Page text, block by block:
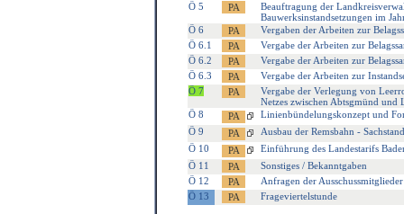
Ö 5
Beauftragung der
Bauwerksinstandsetzungen im
Ö 6
Vergaben der Arbeiten zur
Ö 6.1
Vergabe der Arbeiten zur
Ö 6.2
Vergabe der Arbeiten zur
Ö 6.3
Vergabe der Arbeiten zur
Ö 7
Vergabe der Verlegung von
Netzes zwischen Abtsgmünd und
Ö 8
Linienbündelungskonzept und
Ö 9
Ausbau der Remsbahn -
Ö 10
Einführung des Landestarifs
Ö 11
Sonstiges / Bekanntgaben
Ö 12
Anfragen der Ausschussmitglieder
Ö 13
Frageviertelstunde